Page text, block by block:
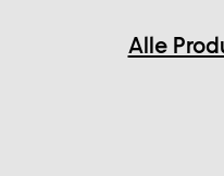
Alle